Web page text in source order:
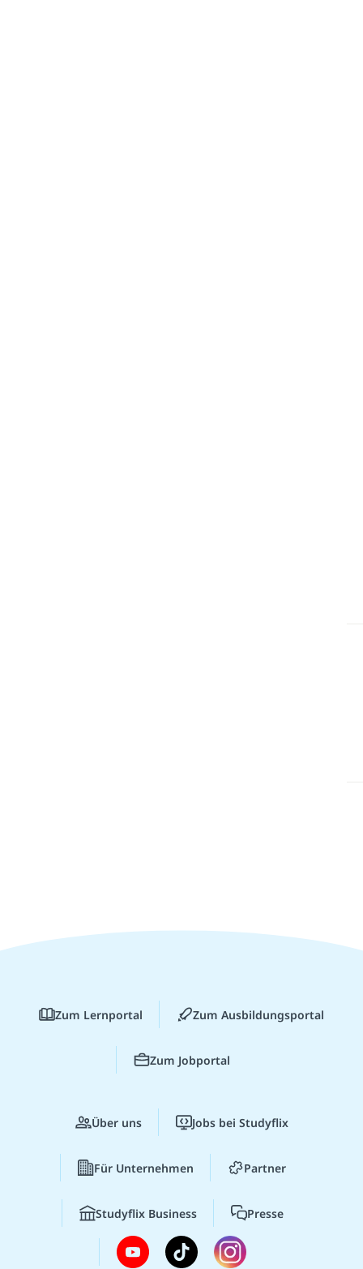
Zum Lernportal Zum Ausbildungsportal
Zum Jobportal
Über uns Jobs bei Studyflix
Für Unternehmen Partner
Studyflix Business Presse